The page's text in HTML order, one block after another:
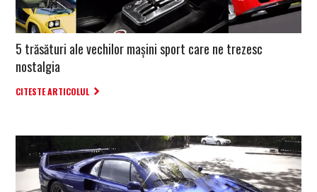
5 trăsături ale vechilor mașini sport care ne trezesc
nostalgia
CITESTE ARTICOLUL